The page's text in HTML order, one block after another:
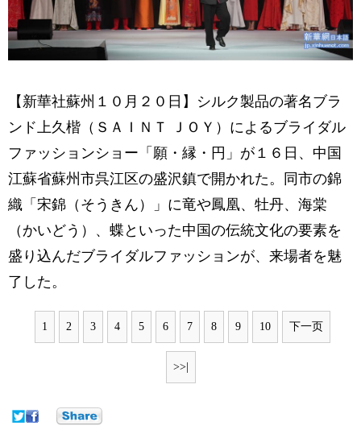
【新華社蘇州１０月２０日】シルク製品の著名ブラ
ンド上久楷（ＳＡＩＮＴ ＪＯＹ）によるブライダル
ファッションショー「願・縁・円」が１６日、中国
江蘇省蘇州市呉江区の盛沢鎮で開かれた。同市の錦
織「宋錦（そうきん）」に竜や鳳凰、牡丹、海棠
（かいどう）、蝶といった中国の伝統文化の要素を
盛り込んだブライダルファッションが、来場者を魅
了した。
1 2 3 4 5 6 7 8 9 10 下一页
>>|